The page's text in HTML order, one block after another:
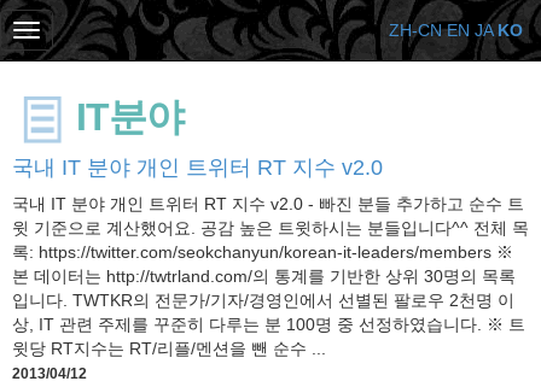
IT분야
국내 IT 분야 개인 트위터 RT 지수 v2.0
국내 IT 분야 개인 트위터 RT 지수 v2.0 - 빠진 분들 추가하고 순수 트
윗 기준으로 계산했어요. 공감 높은 트윗하시는 분들입니다^^ 전체 목
록: https://twitter.com/seokchanyun/korean-it-leaders/members ※
본 데이터는 http://twtrland.com/의 통계를 기반한 상위 30명의 목록
입니다. TWTKR의 전문가/기자/경영인에서 선별된 팔로우 2천명 이
상, IT 관련 주제를 꾸준히 다루는 분 100명 중 선정하였습니다. ※ 트
윗당 RT지수는 RT/리플/멘션을 뺀 순수 ...
2013/04/12
ZH-CN EN JA KO